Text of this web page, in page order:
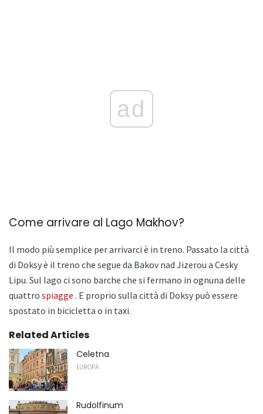
ad
Come arrivare al Lago Makhov?
Il modo più semplice per arrivarci è in treno. Passato la città
di Doksy è il treno che segue da Bakov nad Jizerou a Cesky
Lipu. Sul lago ci sono barche che si fermano in ognuna delle
quattro spiagge . E proprio sulla città di Doksy può essere
spostato in bicicletta o in taxi.
Related Articles
Celetna
EUROPA
Rudolfinum